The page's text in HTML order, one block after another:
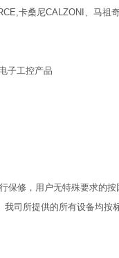
卡桑尼CALZONI、马祖
子工控产品
保修，用户无特殊要求的
司所提供的所有设备均按